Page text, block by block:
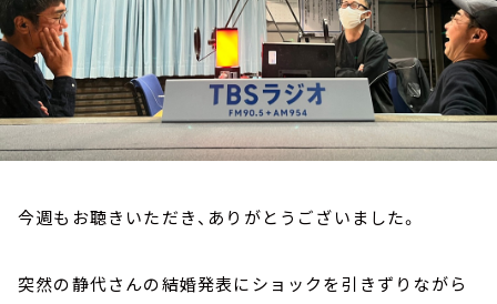
今週もお聴きいただき、ありがとうございました。
突然の静代さんの結婚発表にショックを引きずりながら